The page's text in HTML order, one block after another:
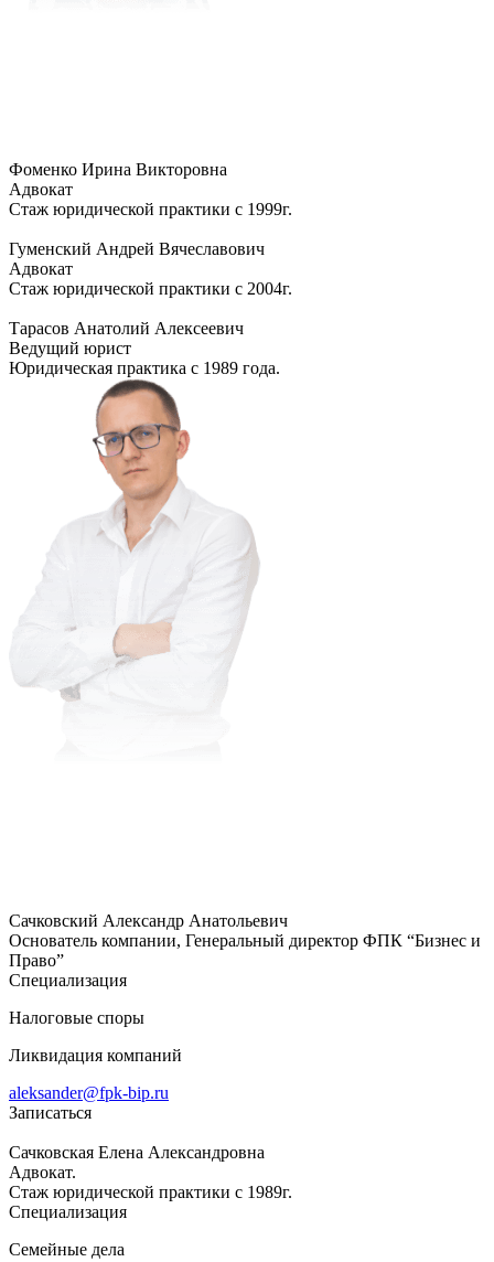
Фоменко Ирина Викторовна
Адвокат
Стаж юридической практики с 1999г.
Гуменский Андрей Вячеславович
Адвокат
Стаж юридической практики с 2004г.
Тарасов Анатолий Алексеевич
Ведущий юрист
Юридическая практика с 1989 года.
Сачковский Александр Анатольевич
Основатель компании, Генеральный директор ФПК “Бизнес и
Право”
Специализация
Налоговые споры
Ликвидация компаний
aleksander@fpk-bip.ru
Записаться
Сачковская Елена Александровна
Адвокат.
Стаж юридической практики с 1989г.
Специализация
Семейные дела